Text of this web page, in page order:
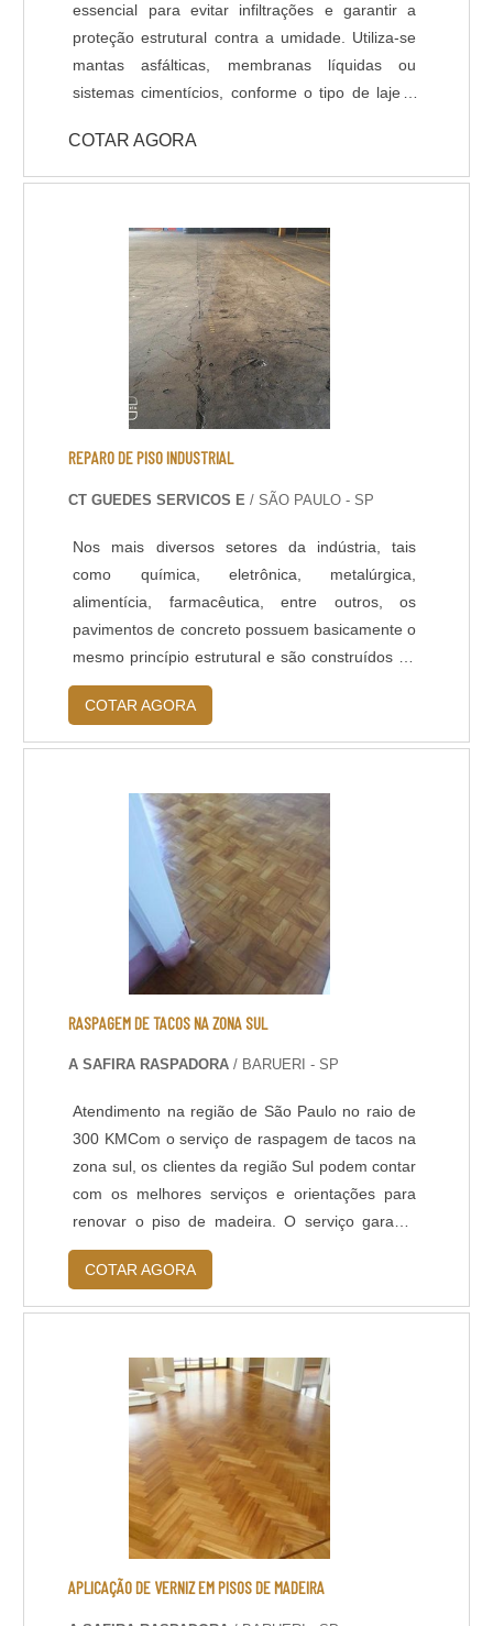
essencial para evitar infiltrações e garantir a
proteção estrutural contra a umidade. Utiliza-se
mantas asfálticas, membranas líquidas ou
sistemas cimentícios, conforme o tipo de laje e
previne o desgaste do concreto, corrosão de
armaduras e comprometimento da estrutura ao
e segurança. Entre as vantagens estão a
conservação do imóvel, redução de custos com
manutenções futuras, aumento da vida útil da
construção e melhor conforto térmico e
ambiental. O processo é técnico, eficaz e
indispensável em obras novas ou reformas.
COTAR AGORA
REPARO DE PISO INDUSTRIAL
CT GUEDES SERVICOS E / SÃO PAULO - SP
Nos mais diversos setores da indústria, tais
como química, eletrônica, metalúrgica,
alimentícia, farmacêutica, entre outros, os
pavimentos de concreto possuem basicamente o
mesmo princípio estrutural e são construídos de
maneira semelhante, exceto pela variação no
tipo de acabamento e de alguns materiais
utilizados para finalidades especiais. Devido a
ocorridas são praticamente as mesmas,
independente do ramo de atividade industrial,
como: Fissuras; .
COTAR AGORA
RASPAGEM DE TACOS NA ZONA SUL
A SAFIRA RASPADORA / BARUERI - SP
Atendimento na região de São Paulo no raio de
300 KMCom o serviço de raspagem de tacos na
zona sul, os clientes da região Sul podem contar
com os melhores serviços e orientações para
renovar o piso de madeira. O serviço garante
resultado positivo e utiliza matéria-prima
sustentável, com um procedimento realizado por
maquinário que aspira 98% do pó. A eficiência
trabalho, por isso, é viável contrata....
COTAR AGORA
APLICAÇÃO DE VERNIZ EM PISOS DE MADEIRA